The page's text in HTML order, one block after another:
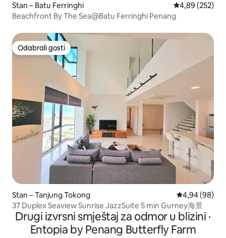
Stan – Batu Ferringhi Prosječna
4,89 (252)
Beachfront By The Sea@Batu Ferringhi Penang
Odabrali gosti
Odabrali gosti
Stan – Tanjung Tokong Prosječna
4,94 (98)
37 Duplex Seaview Sunrise JazzSuite 5 min Gurney海景
Drugi izvrsni smještaj za odmor u blizini ·
Entopia by Penang Butterfly Farm